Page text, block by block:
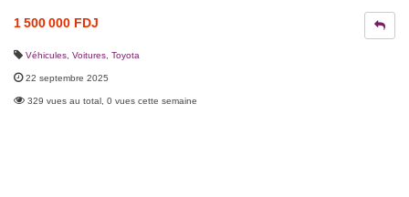
1 500 000 FDJ
Véhicules Voitures Toyota
22 septembre 2025
329 vues au total, 0 vues cette semaine